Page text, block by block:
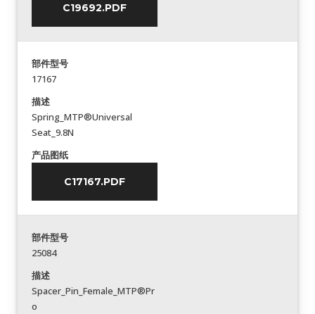
C19692.PDF
部件型号
17167
描述
Spring_MTP®Universal
Seat_9.8N
产品图纸
C17167.PDF
部件型号
25084
描述
Spacer_Pin_Female_MTP®Pr
o